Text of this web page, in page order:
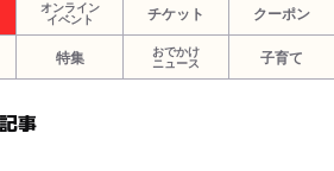
オンライン
イベント
チケット クーポン
特集
おでかけ
ニュース
子育て
事